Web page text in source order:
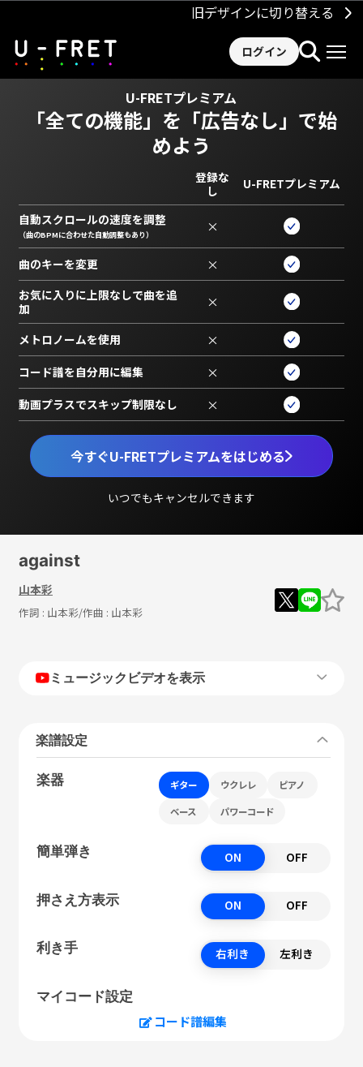
旧デザインに切り替える
ログイン
U-FRETプレミアム
「全ての機能」を 「広告なし」で始
めよう
今すぐU-FRETプレミアムをはじめる
いつでもキャンセルできます
登録な
し
U-FRETプレミアム
自動スクロールの速度を調整
（曲のBPMに合わせた自動調整もあり） ×
曲のキーを変更 ×
お気に入りに上限なしで曲を追
加
×
メトロノームを使用 ×
コード譜を自分用に編集 ×
動画プラスでスキップ制限なし ×
against
山本彩
作詞 : 山本彩/作曲 : 山本彩
ミュージックビデオを表示
楽譜設定
楽器 ギター ウクレレ ピアノ
ベース パワーコード
簡単弾き ON OFF
押さえ方表示 ON OFF
利き手 右利き 左利き
マイコード設定
コード譜編集